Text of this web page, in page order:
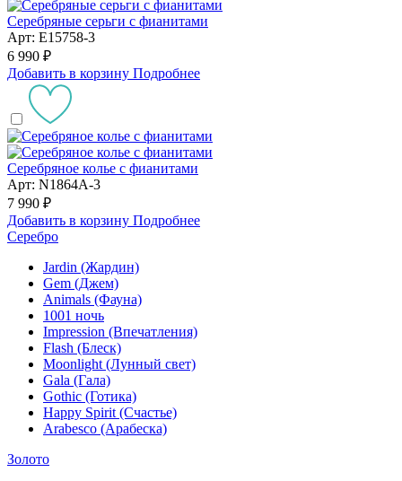
Серебряные серьги с фианитами
Арт: E15758-3
6 990 ₽
Добавить в корзину Подробнее
Серебряное колье с фианитами
Арт: N1864A-3
7 990 ₽
Добавить в корзину Подробнее
Серебро
Jardin (Жардин)
Gem (Джем)
Animals (Фауна)
1001 ночь
Impression (Впечатления)
Flash (Блеск)
Moonlight (Лунный свет)
Gala (Гала)
Gothic (Готика)
Happy Spirit (Счастье)
Arabesco (Арабеска)
Золото